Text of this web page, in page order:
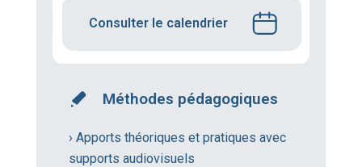
Consulter le calendrier
Méthodes pédagogiques
› Apports théoriques et pratiques avec
supports audiovisuels